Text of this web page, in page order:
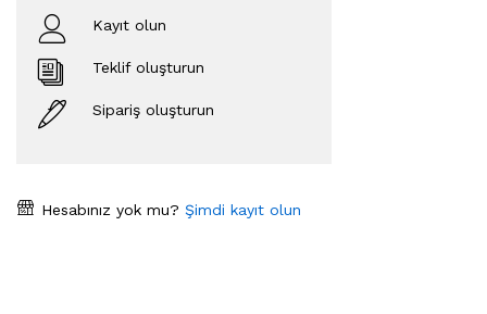
Kayıt olun
Teklif oluşturun
Sipariş oluşturun
Hesabınız yok mu? Şimdi kayıt olun